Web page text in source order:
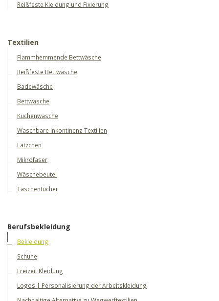
Reißfeste Kleidung und Fixierung
Textilien
Flammhemmende Bettwäsche
Reißfeste Bettwäsche
Badewäsche
Bettwäsche
Küchenwäsche
Waschbare Inkontinenz-Textilien
Lätzchen
Mikrofaser
Wäschebeutel
Taschentücher
Berufsbekleidung
Bekleidung
Schuhe
Freizeit Kleidung
Logos | Personalisierung der Arbeitskleidung